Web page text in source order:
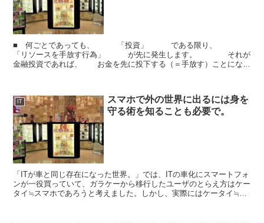
■ 何ごとであっても、 「投資」 である限り、
「リソースを手放す行為」 が先に発生します。 それが
金融投資であれば、 お金を先に投下する（＝手放す）ことになり
IT
スマホで外の世界に出るには身を
守る術を知ることも必要で。
「ITが車と同じ存在になった世界。」では、ITの車化にスマートフォ
ンが一役買っていて、ガラケーから移行したユーザのとらえ方はケー
タイ≒スマホであろうと考えました。しかし、実際にはケータイ≒ス